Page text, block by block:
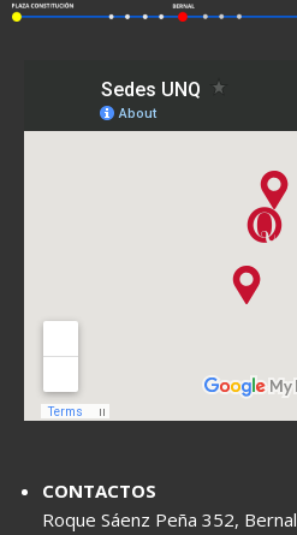
CONTACTOS
Roque Sáenz Peña 352, Bernal